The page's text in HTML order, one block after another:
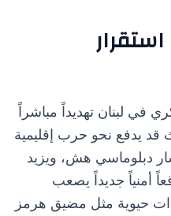
في لبنان تهديداً مباشراً
قد يدفع نحو حرب إقليمية
دبلوماسي هش، ويزيد
أمنياً جديداً يصعب
حيوية مثل مضيق هرمز